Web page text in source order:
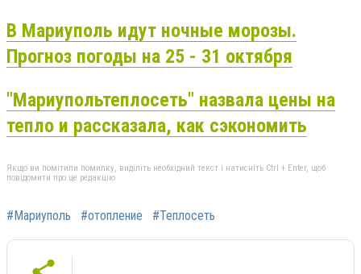
В Мариуполь идут ночные морозы.
Прогноз погоды на 25 - 31 октября
"Мариупольтеплосеть" назвала цены на
тепло и рассказала, как сэкономить
Якщо ви помітили помилку, виділіть необхідний текст і натисніть Ctrl + Enter, щоб
повідомити про це редакцію
#Мариуполь #отопление #Теплосеть